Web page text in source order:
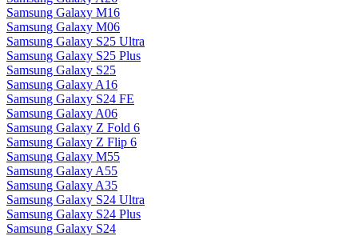
Samsung Galaxy M16
Samsung Galaxy M06
Samsung Galaxy S25 Ultra
Samsung Galaxy S25 Plus
Samsung Galaxy S25
Samsung Galaxy A16
Samsung Galaxy S24 FE
Samsung Galaxy A06
Samsung Galaxy Z Fold 6
Samsung Galaxy Z Flip 6
Samsung Galaxy M55
Samsung Galaxy A55
Samsung Galaxy A35
Samsung Galaxy S24 Ultra
Samsung Galaxy S24 Plus
Samsung Galaxy S24